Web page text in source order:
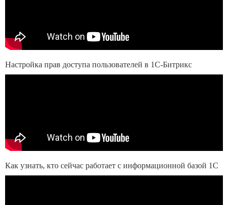
Настройка прав доступа пользователей в 1С-Битрикс
Как узнать, кто сейчас работает с информационной базой 1С